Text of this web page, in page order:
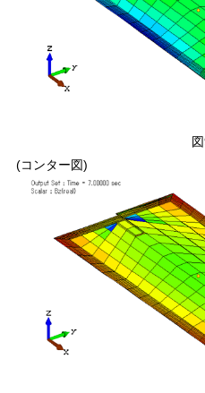
図9.ケース1:7秒
(コンター図)